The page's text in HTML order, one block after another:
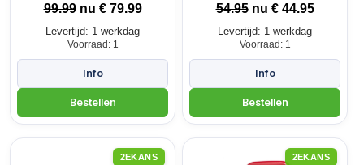
99.99nu € 79.99
Levertijd: 1 werkdag
Voorraad: 1
54.95nu € 44.95
Levertijd: 1 werkdag
Voorraad: 1
2EKANS 2EKANS